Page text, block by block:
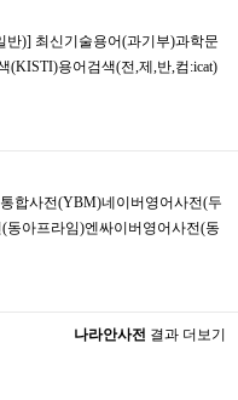
)] 최신기술용어(과기부)과학문
(KISTI)용어검색(전,제,반,컴:icat)
합사전(YBM)네이버영어사전(두
아프라임)엔싸이버영어사전(동
나라안사전 결과 더보기